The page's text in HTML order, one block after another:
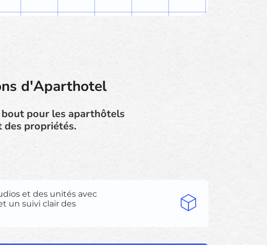
d'Aparthotel
pour les aparthôtels
des propriétés.
et des unités avec
un suivi clair des